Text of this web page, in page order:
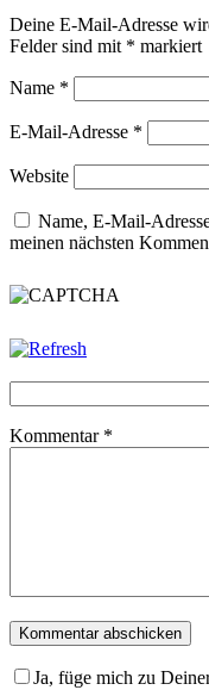
Deine E-Mail-Adresse
Felder sind mit * markiert
Name *
E-Mail-Adresse *
Website
Name, E-Mail-
meinen nächsten
Kommentar *
Ja, füge mich zu